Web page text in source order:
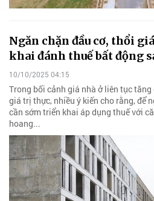
Ngăn chặn đầu cơ, thổi
khai đánh thuế bất động
10/10/2025 04:15
Trong bối cảnh giá nhà ở liên tục
giá trị thực, nhiều ý kiến cho rằng, để
cần sớm triển khai áp dụng thuế với
hoang...